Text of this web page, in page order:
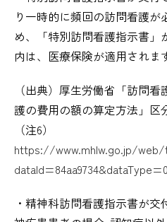
り一時的に頻回の訪問看護
め、「特別訪問看護指示書」
内は、医療保険が適用されま
（出典）厚生労働省「訪問
護の費用の額の算定方法」区
（注6）
https://www.mhlw.go.jp/
・精神科訪問看護指示書が